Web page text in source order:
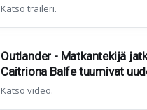
Katso traileri.
Outlander - Matkantekijä
Caitriona Balfe tuumivat
Katso video.